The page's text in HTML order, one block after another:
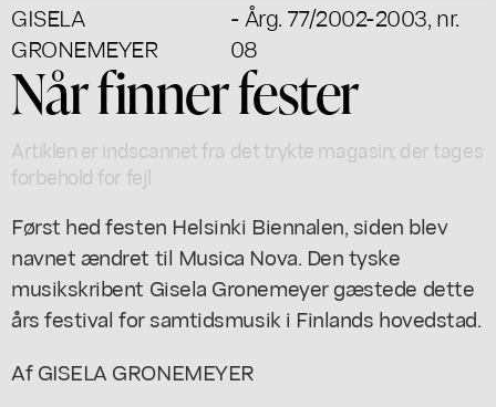
GISELA
GRONEMEYER
- Årg. 77/2002-2003, nr.
08
Når finner fester
Artiklen er indscannet fra det trykte magasin; der tages
forbehold for fejl
Først hed festen Helsinki Biennalen, siden blev
navnet ændret til Musica Nova. Den tyske
musikskribent Gisela Gronemeyer gæstede dette
års festival for samtidsmusik i Finlands hovedstad.
Af GISELA GRONEMEYER